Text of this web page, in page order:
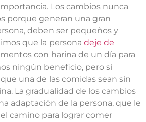
Los cambios nunca
porque generan una gran
deben ser pequeños y
que la persona deje de
con harina de un día para
ningún beneficio, pero si
una de las comidas sean sin
La gradualidad de los cambios
adaptación de la persona, que le
camino para lograr comer